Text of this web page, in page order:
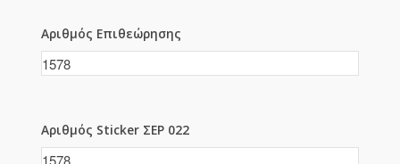
Αριθμός Επιθεώρησης
Αριθμός Sticker ΣΕΡ 022